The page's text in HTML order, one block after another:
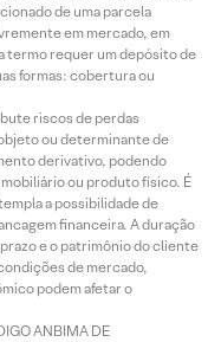
de uma parcela
em mercado, em
termo requer um depósito de
formas: cobertura ou
riscos de perdas
ou determinante de
derivativo, podendo
ou produto físico. É
a possibilidade de
financeira. A duração
e o patrimônio do cliente
de mercado,
podem afetar o
ANBIMA DE